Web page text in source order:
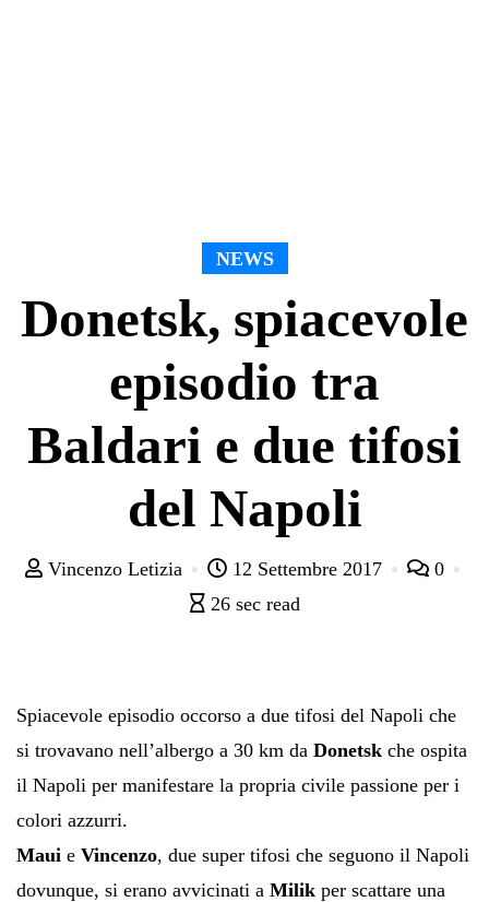
NEWS
Donetsk, spiacevole
episodio tra
Baldari e due tifosi
del Napoli
Vincenzo Letizia 12 Settembre 2017
0
26 sec read
Spiacevole episodio occorso a due tifosi del Napoli che
si trovavano nell’albergo a 30 km da Donetsk che ospita
il Napoli per manifestare la propria civile passione per i
colori azzurri.
Maui e Vincenzo, due super tifosi che seguono il Napoli
dovunque, si erano avvicinati a Milik per scattare una